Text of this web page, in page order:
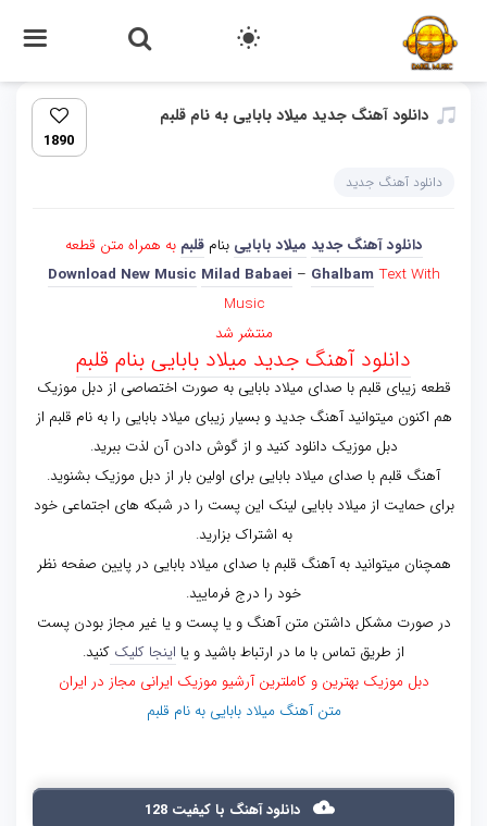
دانلود آهنگ جدید میلاد بابایی به نام قلبم
1890
دانلود آهنگ جدید
دانلود آهنگ جدید میلاد بابایی بنامقلبم به همراه متن قطعه
Download New Music Milad Babaei – Ghalbam Text With
Music
منتشر شد
دانلود آهنگ جدید میلاد بابایی بنام قلبم
قطعه زیبای قلبم با صدای میلاد بابایی به صورت اختصاصی از دبل موزیک
هم اکنون میتوانید آهنگ جدید و بسیار زیبای میلاد بابایی را به نام قلبم از
دبل موزیک دانلود کنید و از گوش دادن آن لذت ببرید.
آهنگ قلبم با صدای میلاد بابایی برای اولین بار از دبل موزیک بشنوید.
برای حمایت از میلاد بابایی لینک این پست را در شبکه های اجتماعی خود
به اشتراک بزارید.
همچنان میتوانید به آهنگ قلبم با صدای میلاد بابایی در پایین صفحه نظر
خود را درج فرمایید.
در صورت مشکل داشتن متن آهنگ و یا پست و یا غیر مجاز بودن پست
از طریق تماس با ما در ارتباط باشید و یا اینجا کلیک کنید.
دبل موزیک بهترین و کاملترین آرشیو موزیک ایرانی مجاز در ایران
متن آهنگ میلاد بابایی به نام قلبم
دانلود آهنگ با کیفیت 128